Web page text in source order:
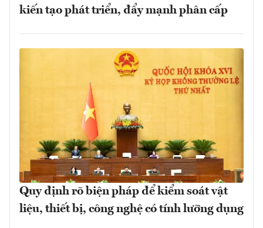
kiến tạo phát triển, đẩy mạnh phân cấp
Quy định rõ biện pháp để kiểm soát vật
liệu, thiết bị, công nghệ có tính lưỡng dụng